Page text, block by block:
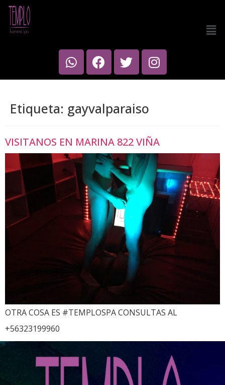
Etiqueta: gayvalparaiso
VISITANOS EN MARINA 822 VIÑA
OTRA COSA ES #TEMPLOSPA CONSULTAS AL
+56323199960